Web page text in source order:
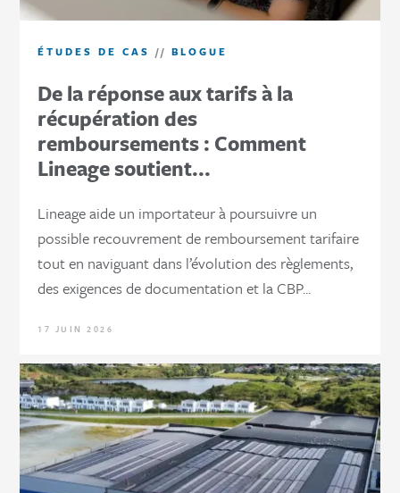
ÉTUDES DE CAS //BLOGUE
De la réponse aux tarifs à la
récupération des
remboursements : Comment
Lineage soutient...
Lineage aide un importateur à poursuivre un
possible recouvrement de remboursement tarifaire
tout en naviguant dans l’évolution des règlements,
des exigences de documentation et la CBP...
17 JUIN 2026